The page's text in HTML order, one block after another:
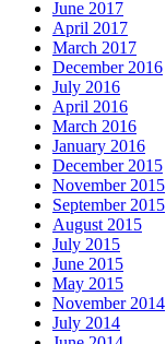
June 2017
April 2017
March 2017
December 2016
July 2016
April 2016
March 2016
January 2016
December 2015
November 2015
September 2015
August 2015
July 2015
June 2015
May 2015
November 2014
July 2014